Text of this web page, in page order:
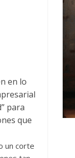
en lo
para
que
un corte